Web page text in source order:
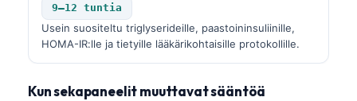
9–12 tuntia
Usein suositeltu triglyserideille, paastoininsuliinille,
HOMA-IR:lle ja tietyille lääkärikohtaisille protokollille.
Kun sekapaneelit muuttavat sääntöä